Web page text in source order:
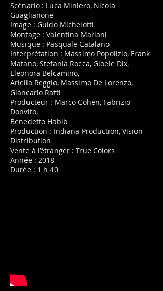
Scénario : Luca Miniero, Nicola
Guaglianone
Image : Guido Michelotti
Montage : Valentina Mariani
Musique : Pasquale Catalano
Interprétation : Massimo Popolizio, Frank
Matano, Stefania Rocca, Gioele Dix,
Eleonora Belcamino,
Ariella Reggio, Massimo De Lorenzo,
Giancarlo Ratti
Producteur : Marco Cohen, Fabrizio
Donvito,
Benedetto Habib
Production : Indiana Production, Vision
Distribution
Vente à l’étranger : True Colors
Année : 2018
Durée : 1 h 40